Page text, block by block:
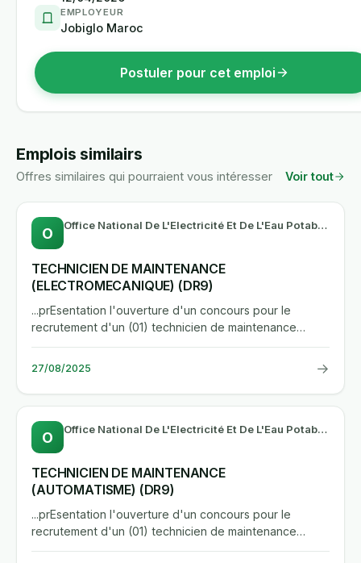
EMPLOYEUR
Jobiglo Maroc
Postuler pour cet emploi
Emplois similairs
Offres similaires qui pourraient vous intéresser Voir tout
O Office National De L'Electricité Et De L'Eau Potable -Branche Eau
TECHNICIEN DE MAINTENANCE
(ELECTROMECANIQUE) (DR9)
...prEsentation l'ouverture d'un concours pour le
recrutement d'un (01) technicien de maintenance
(electromecanique),...
27/08/2025 →
O Office National De L'Electricité Et De L'Eau Potable -Branche Eau
TECHNICIEN DE MAINTENANCE
(AUTOMATISME) (DR9)
...prEsentation l'ouverture d'un concours pour le
recrutement d'un (01) technicien de maintenance
(automatisme), echelle...